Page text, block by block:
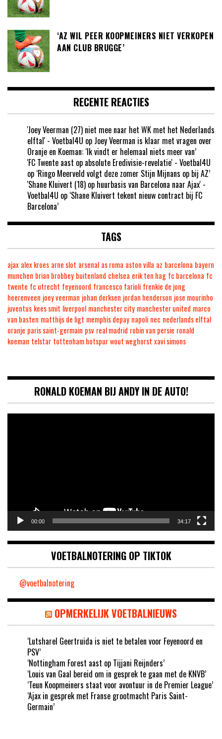
‘AZ WIL PEER KOOPMEINERS NIET VERKOPEN
AAN CLUB BRUGGE’
RECENTE REACTIES
'Joey Veerman (27) niet mee naar het WK met het Nederlands
elftal' - Voetbal4U op Joey Veerman is klaar met vragen over
Oranje en Koeman: ‘Ik vindt er helemaal niets meer van’
'FC Twente aast op absolute Eredivisie-revelatie' - Voetbal4U
op ‘Ringo Meerveld volgt deze zomer Stijn Mijnans op bij AZ’
'Shane Kluivert (18) op huurbasis van Barcelona naar Ajax' -
Voetbal4U op ‘Shane Kluivert tekent nieuw contract bij FC
Barcelona’
TAGS
ajax alex kroes arne slot arsenal as roma aston villa az barcelona bayern
munchen brian brobbey buitenland chelsea erik ten hag fc barcelona fc
twente fc utrecht feyenoord francesco farioli frenkie de jong
heerenveen joey veerman johan derksen jordan henderson jose mourinho
juventus kees smit liverpool manchester city manchester united marco
van basten matthijs de ligt memphis depay napoli nec nederlands elftal
oranje paris saint-germain psv real madrid robin van persie ronald
koeman telstar tottenham hotspurwout weghorst xavi simons
RONALD KOEMAN BIJ ANDY IN DE AUTO!
00:00 34:17
VOETBALNOTERING OP TIKTOK
@voetbalnotering
OPMERKELIJK VOETBALNIEUWS
‘Lutsharel Geertruida is niet te betalen voor Feyenoord en
PSV’
‘Nottingham Forest aast op Tijjani Reijnders’
‘Louis van Gaal bereid om in gesprek te gaan met de KNVB’
‘Teun Koopmeiners staat voor avontuur in de Premier League’
‘Ajax in gesprek met Franse grootmacht Paris Saint-
Germain’